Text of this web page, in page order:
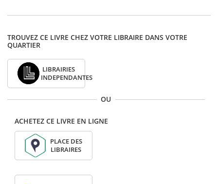
TROUVEZ CE LIVRE CHEZ VOTRE LIBRAIRE DANS VOTRE
QUARTIER
LIBRAIRIES
INDEPENDANTES
OU
ACHETEZ CE LIVRE EN LIGNE
PLACE DES
LIBRAIRES